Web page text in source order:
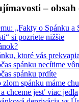
–
„Fakty o Spánku a
si pozriete nižšie
ktoré vás prekvapia
spánku necítime
spánku prdíte
zlom spánku máme
chceme jesť viac jedla